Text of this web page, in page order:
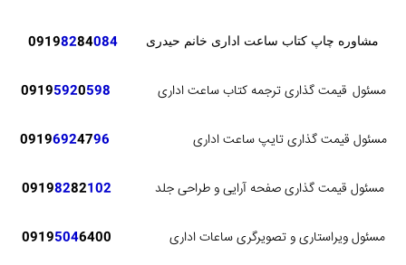
مشاوره چاپ کتاب ساعت اداری خانم حیدری 0919
8284084
مسئول قیمت گذاری ترجمه کتاب ساعت اداری 09195920598
مسئول قیمت گذاری تایپ ساعت اداری 09196924796
مسئول قیمت گذاری صفحه آرایی و طراحی جلد 09198282102
مسئول ویراستاری و تصویرگری ساعات اداری 09195046400